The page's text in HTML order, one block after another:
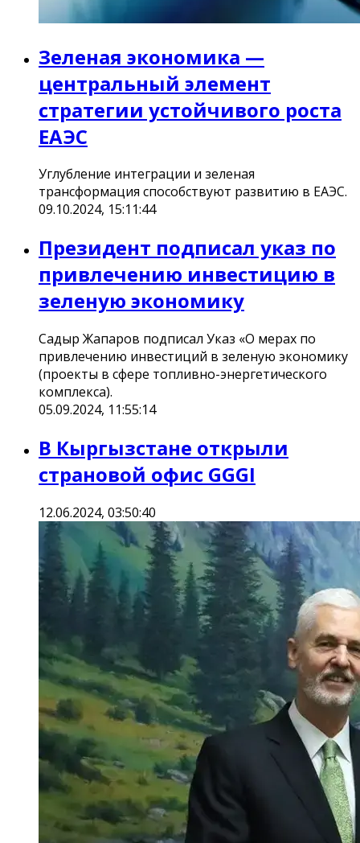
Зеленая экономика —
центральный элемент
стратегии устойчивого роста
ЕАЭС
Углубление интеграции и зеленая
трансформация способствуют развитию в ЕАЭС.
09.10.2024, 15:11:44
Президент подписал указ по
привлечению инвестицию в
зеленую экономику
Садыр Жапаров подписал Указ «О мерах по
привлечению инвестиций в зеленую экономику
(проекты в сфере топливно-энергетического
комплекса).
05.09.2024, 11:55:14
В Кыргызстане открыли
страновой офис GGGI
12.06.2024, 03:50:40